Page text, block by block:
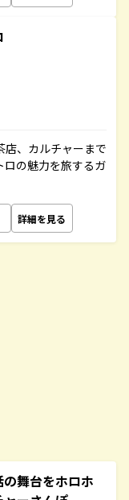
店、カルチャーまで
ロの魅力を旅するガ
詳細を見る
舞台をホロホ